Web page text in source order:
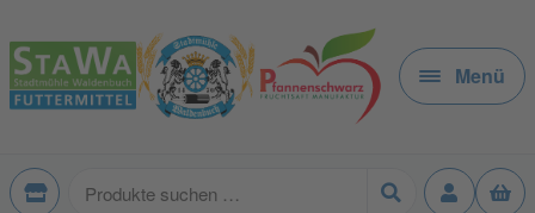
Zur
Navigation
springen
Zum
Inhalt
springen
Menü
Produkte